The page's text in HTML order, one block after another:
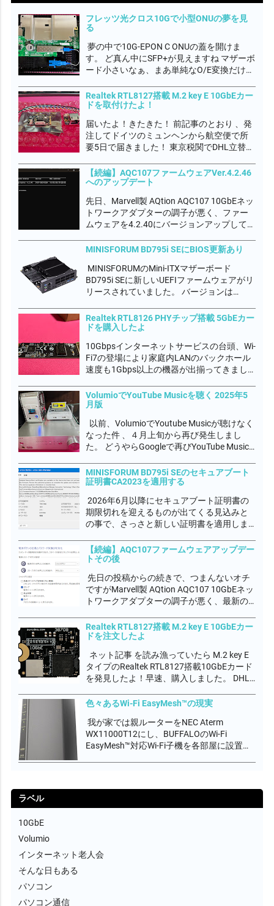
フレッツ光クロス10Gで小型ONUの夢を見
る
夢の中で10G-EPON C ONUの蓋を開けま
す。 ど真ん中にSFP+が見えますね マザーボ
ード小さいなぁ、まあ単純なO/E変換だけだ
WTDのSFP+光トランシーバーモジュールで
すね フレッツ網のONU認証はMACアドレス
Realtek RTL8127搭載 M.2 key E 10GbEカー
ドを取付けたよ！
届いたよ！きたきた！ 前記事のとおり 、発
注してドイツのミュンヘンから航空便で所
要5日で届きました！ 東京税関でDHL立替の
んだかんだでトータル 44,974円もかかりま
した💦 完全自己満足の世界です。何も言わ
【続編】AQC107ファームウェアVer.4.2.46
へのアップデート
先日、Marvell製 AQtion AQC107 10GbEネッ
トワークアダプターの調子が悪く、ファー
ムウェアを4.2.40にバージョンアップして不
はダウンロード速度が3Gbps程度しか出な
ャーから一...
MINISFORUM BD795i SEにBIOS更新あり
MINISFORUMのMini-ITXマザーボード
BD795i SEに新しいUEFIファームウェアがリ
リースされていました。 バージョンは
使っているときに唯一の不具合を感じて
て、アプリの起動や最小化するときに不定
Realtek RTL8126 PHYチップ搭載 5GbEカー
ドを購入したよ
10Gbpsインターネットサービスの台頭、Wi-
Fi7の登場により家庭内LANのバックホール
速度も1Gbps以上の機器が出揃ってきまし
5GbE普及期に入ると いわれています。
10GbEの分野では安価な部類でMarvel...
VolumioでYouTube Musicを聴く 2025年5
月版
以前、VolumioでYoutube Musicが聴けなく
なった件 、４月上旬から再び発生しまし
た。 どうやらGoogleで再びYouTube Music
ティでもYouTube Musicプラグイン作者のパ
トリックが多忙で対処出...
MINISFORUM BD795i SEのセキュアブート
証明書CA2023を適用する
2026年6月以降にセキュアブート証明書の
期限切れを迎えるものが出てくる見込みと
の事で、さっさと新しい証明書を適用しま
れていればCA2023が利用可能な状態にある
が、UEFIファームウェアに適用されていな
【続編】AQC107ファームウェアアップデー
トその後
先日の投稿からの続きで、つまんないオチ
ですがMarvell製 AQtion AQC107 10GbEネッ
トワークアダプターの調子が悪く、最新の
のドライバに更新しましたが、ダウンロー
ド通信速度が3Gbps程度しか出なく、まだ
Realtek RTL8127搭載 M.2 key E 10GbEカー
ドを注文したよ
ネット記事 を読み漁っていたら M.2 key E
タイプのRealtek RTL8127搭載10GbEカード
を発見したよ！早速、購入しました。 DHL
価格より配送料の方が高いって、どーな
税...
色々あるWi-Fi EasyMesh™の現実
我が家では親ルーターをNEC Aterm
WX11000T12にし、BUFFALOのWi-Fi
EasyMesh™対応Wi-Fi子機を各部屋に設置し
ラベル
10GbE
Volumio
インターネット老人会
そんな日もある
パソコン
パソコン通信